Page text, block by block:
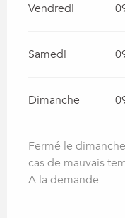
Vendredi
Samedi
Dimanche
Fermé le
cas de mauvais
A la demande